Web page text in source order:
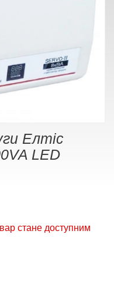
Елтіс
LED
стане доступним